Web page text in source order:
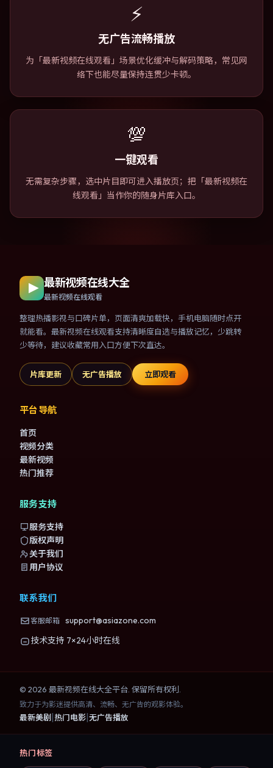
⚡
无广告流畅播放
为「最新视频在线观看」场景优化缓冲与解码策略，常见网
络下也能尽量保持连贯少卡顿。
💯
一键观看
无需复杂步骤，选中片目即可进入播放页；把「最新视频在
线观看」当作你的随身片库入口。
最新视频在线大全
最新视频在线观看
整理热播影视与口碑片单，页面清爽加载快，手机电脑随时点开
就能看。最新视频在线观看支持清晰度自选与播放记忆，少跳转
少等待，建议收藏常用入口方便下次直达。
片库更新 无广告播放 立即观看
平台导航
首页
视频分类
最新视频
热门推荐
服务支持
服务支持
版权声明
关于我们
用户协议
联系我们
客服邮箱 support@asiazone.com
技术支持 7×24小时在线
© 2026 最新视频在线大全平台. 保留所有权利.
致力于为影迷提供高清、流畅、无广告的观影体验。
最新美剧 |热门电影|无广告播放
热门标签